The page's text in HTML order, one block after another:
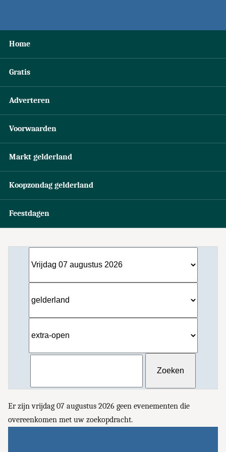
Home
Gratis
Adverteren
Voorwaarden
Markt gelderland
Koopzondag gelderland
Feestdagen
Er zijn vrijdag 07 augustus 2026 geen evenementen die
overeenkomen met uw zoekopdracht.